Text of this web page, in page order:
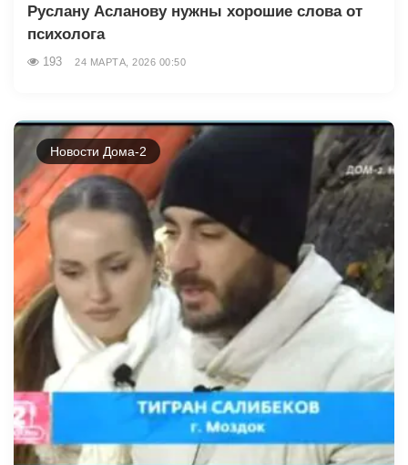
Руслану Асланову нужны хорошие слова от
психолога
193 24 МАРТА, 2026 00:50
Новости Дома-2